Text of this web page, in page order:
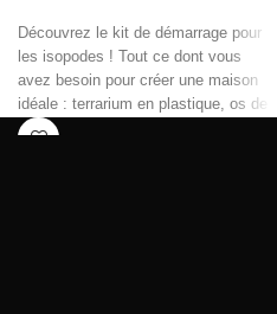
Découvrez le kit de démarrage pour
les isopodes ! Tout ce dont vous
avez besoin pour créer une maison
idéale : terrarium en plastique, os de
seiche, nourriture, substrats naturels